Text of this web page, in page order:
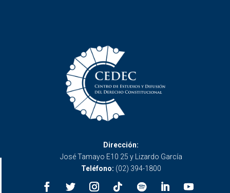
Dirección:
José Tamayo E10 25 y Lizardo García
Teléfono: (02) 394-1800